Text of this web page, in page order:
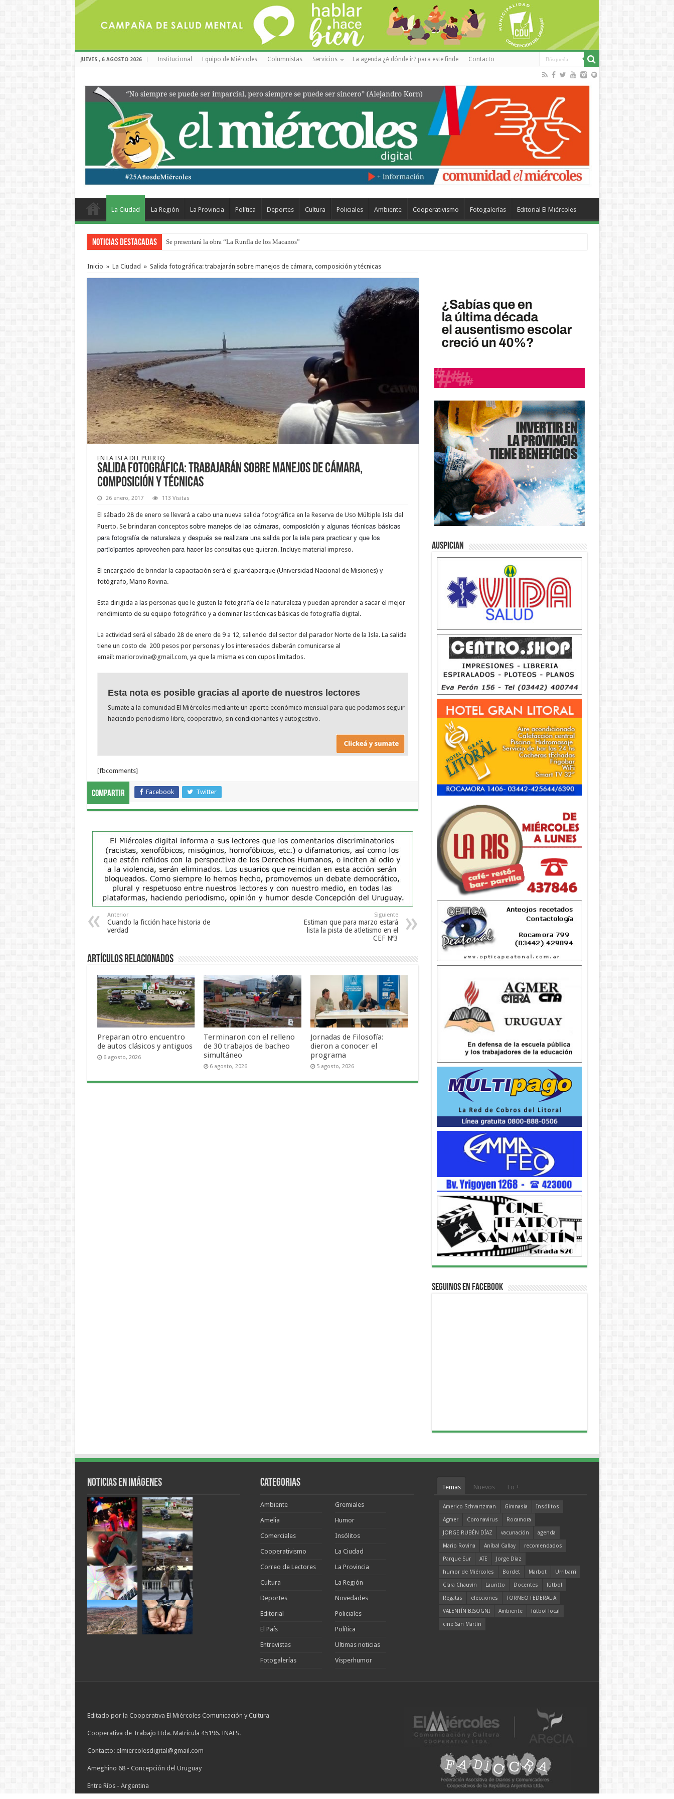
JUEVES , 6 AGOSTO 2026 Institucional Equipo de Miércoles Columnistas Servicios La agenda ¿A dónde ir? para este finde Contacto
La Ciudad La Región La Provincia Política Deportes Cultura Policiales Ambiente Cooperativismo Fotogalerías Editorial El Miércoles
Noticias Destacadas Se presentará la obra “La Runfla de los Macanos”
Preparan otro encuentro de autos clásicos y antiguos
Inicio » La Ciudad » Salida fotográfica: trabajarán sobre manejos de cámara, composición y técnicas
EN LA ISLA DEL PUERTO
Salida fotográfica: trabajarán sobre manejos de cámara,
composición y técnicas
26 enero, 2017 113 Visitas
El sábado 28 de enero se llevará a cabo una nueva salida fotográfica en la Reserva de Uso Múltiple Isla del
Puerto. Se brindaran conceptos sobre manejos de las cámaras, composición y algunas técnicas básicas
para fotografía de naturaleza y después se realizara una salida por la isla para practicar y que los
participantes aprovechen para hacer las consultas que quieran. Incluye material impreso.
El encargado de brindar la capacitación será el guardaparque (Universidad Nacional de Misiones) y
fotógrafo, Mario Rovina.
Esta dirigida a las personas que le gusten la fotografía de la naturaleza y puedan aprender a sacar el mejor
rendimiento de su equipo fotográfico y a dominar las técnicas básicas de fotografía digital.
La actividad será el sábado 28 de enero de 9 a 12, saliendo del sector del parador Norte de la Isla. La salida
tiene un costo de 200 pesos por personas y los interesados deberán comunicarse al
email: mariorovina@gmail.com , ya que la misma es con cupos limitados.
Esta nota es posible gracias al aporte de nuestros lectores
Sumate a la comunidad El Miércoles mediante un aporte económico mensual para que podamos seguir
haciendo periodismo libre, cooperativo, sin condicionantes y autogestivo.
[fbcomments]
Compartir Facebook Twitter
Anterior
Cuando la ficción hace historia de
verdad
Siguiente
Estiman que para marzo estará
lista la pista de atletismo en el
CEF Nº3
Artículos Relacionados
Preparan otro encuentro
de autos clásicos y antiguos
6 agosto, 2026
Terminaron con el relleno
de 30 trabajos de bacheo
simultáneo
6 agosto, 2026
Jornadas de Filosofía:
dieron a conocer el
programa
5 agosto, 2026
Auspician
Seguinos en Facebook
Noticias en Imágenes Categorias
Ambiente
Amelia
Comerciales
Cooperativismo
Correo de Lectores
Cultura
Deportes
Editorial
El País
Entrevistas
Fotogalerías
Gremiales
Humor
Insólitos
La Ciudad
La Provincia
La Región
Novedades
Policiales
Política
Ultimas noticias
Visperhumor
Temas Nuevos Lo +
Americo Schvartzman Gimnasia
Insólitos
Agmer
Coronavirus
Rocamora
JORGE RUBÉN DÍAZ
vacunación
agenda
Mario Rovina
Aníbal Gallay
recomendados
Parque Sur
ATE
Jorge Díaz
humor de Miércoles
Bordet Marbot
Urribarri
Clara Chauvín
Lauritto Docentes
fútbol
Regatas
elecciones
TORNEO FEDERAL A
VALENTÍN BISOGNI
Ambiente
fútbol local
cine San Martín
Editado por la Cooperativa El Miércoles Comunicación y Cultura
Cooperativa de Trabajo Ltda. Matrícula 45196. INAES.
Contacto: elmiercolesdigital@gmail.com
Ameghino 68 - Concepción del Uruguay
Entre Ríos - Argentina